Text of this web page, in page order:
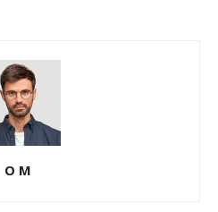
О М